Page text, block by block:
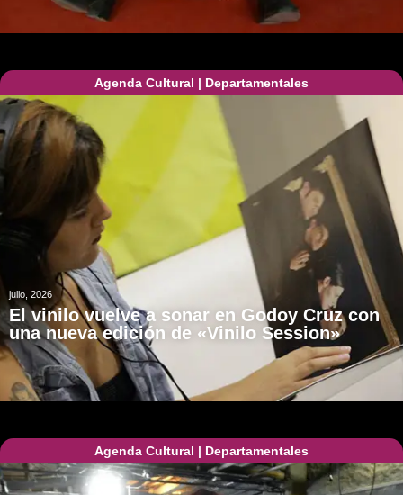
Agenda Cultural | Departamentales
julio, 2026
El vinilo vuelve a sonar en Godoy Cruz con
una nueva edición de «Vinilo Session»
Agenda Cultural | Departamentales